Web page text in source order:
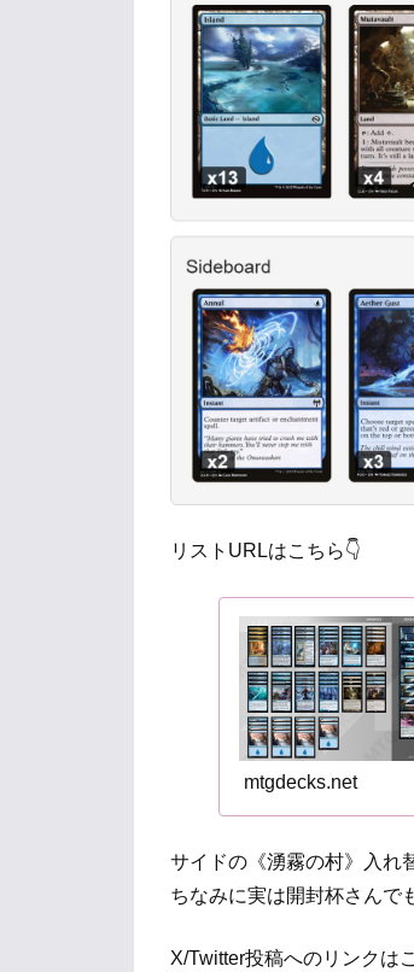
リストURLはこちら👇
mtgdecks.net
サイドの《湧霧の村》入れ
ちなみに実は開封杯さんで
X/Twitter投稿へのリンクは